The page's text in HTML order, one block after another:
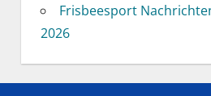
Frisbeesport
2026